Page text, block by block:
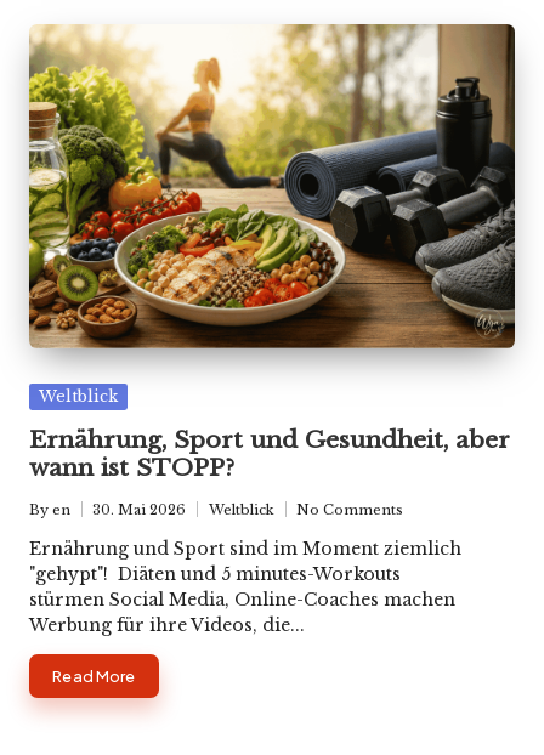
Posted
Weltblick
Ernährung, Sport und Gesundheit, aber
wann ist STOPP?
Posted
by
By en 30. Mai 2026
Posted
in
Weltblick No Comments
Ernährung und Sport sind im Moment ziemlich
"gehypt"! Diäten und 5 minutes-Workouts
stürmen Social Media, Online-Coaches machen
Werbung für ihre Videos, die...
Read More